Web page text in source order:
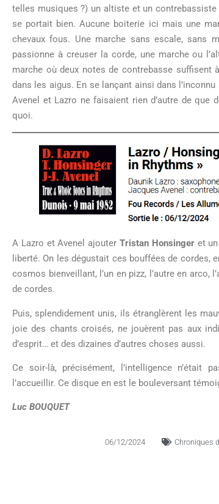
telles musiques ?) un altiste et un
se portait bien. Aucune boiterie ici mais une
chevaux fous. Une marche sans escale, sans
passionne à creuser la corde, une marche ou
marche où deux notes de contrebasse suffisent
dans les aigus. En se lançant ainsi dans
Avenel et Lazro ne faisaient rien d’autre de que
quoi.
A Lazro et Avenel ajouter Tristan Honsingeret un
liberté. On les dégustait ces bouffées de cordes,
cosmos bienveillant, l’un en pizz, l’autre en
de cordes.
Puis, splendidement unis, ils étranglèrent les
joie des chants croisés, ne jouèrent pas aux
d’esprit… et des dizaines d’autres choses aussi.
Ce soir-là, précisément, l’intelligence
l’accueillir. Ce disque en est le bouleversant
Luc BOUQUET
06/12/2024 Chroniques